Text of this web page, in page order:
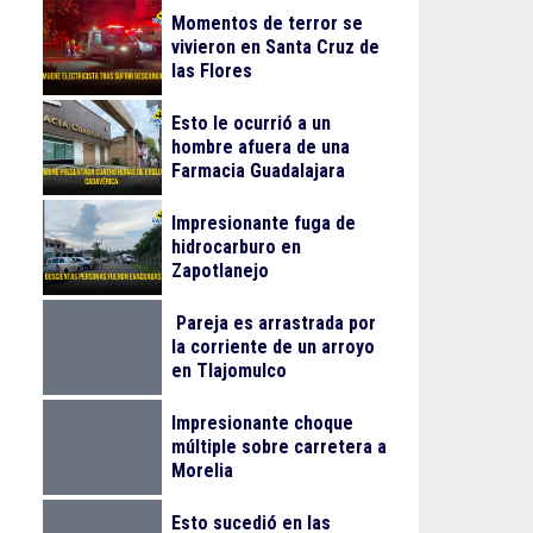
Momentos de terror se
vivieron en Santa Cruz de
las Flores
Esto le ocurrió a un
hombre afuera de una
Farmacia Guadalajara
Impresionante fuga de
hidrocarburo en
Zapotlanejo
Pareja es arrastrada por
la corriente de un arroyo
en Tlajomulco
Impresionante choque
múltiple sobre carretera a
Morelia
Esto sucedió en las